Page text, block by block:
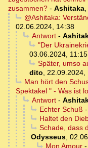
zusammen? - Ashitaka,
@Ashitaka:
02.06.2024, 14:38
Antwort-
"Der
03.06.2024, 11:15
Später, umso
dito, 22.09.2024,
Man hört den
Spektakel " - Was ist
Antwort-
Echter Schuß -
Haltet den
Schade, dass
Odysseus,
Mon Amour-